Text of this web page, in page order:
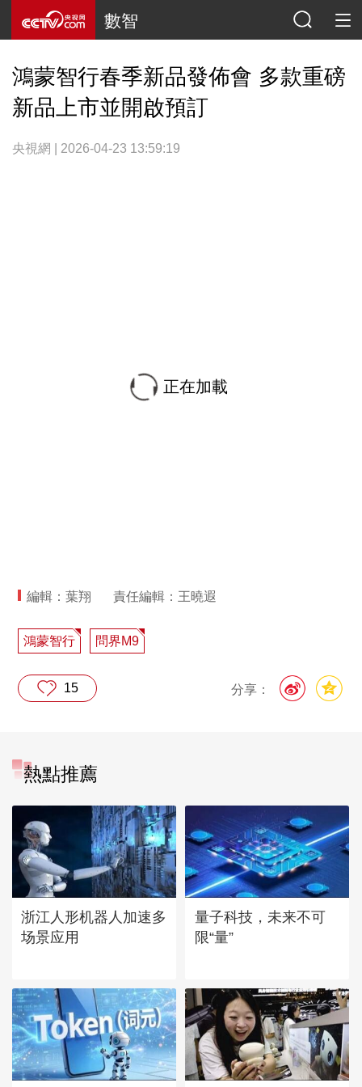
數智
鴻蒙智行春季新品發佈會 多款重磅
新品上市並開啟預訂
央視網 | 2026-04-23 13:59:19
正在加載
編輯：葉翔 責任編輯：王曉遐
鴻蒙智行 問界M9
分享：
15
熱點推薦
浙江人形机器人加速多
场景应用
量子科技，未来不可
限“量”